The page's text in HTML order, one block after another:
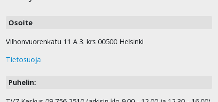
Osoite
Vilhonvuorenkatu 11 A 3. krs 00500 Helsinki
Tietosuoja
Puhelin: